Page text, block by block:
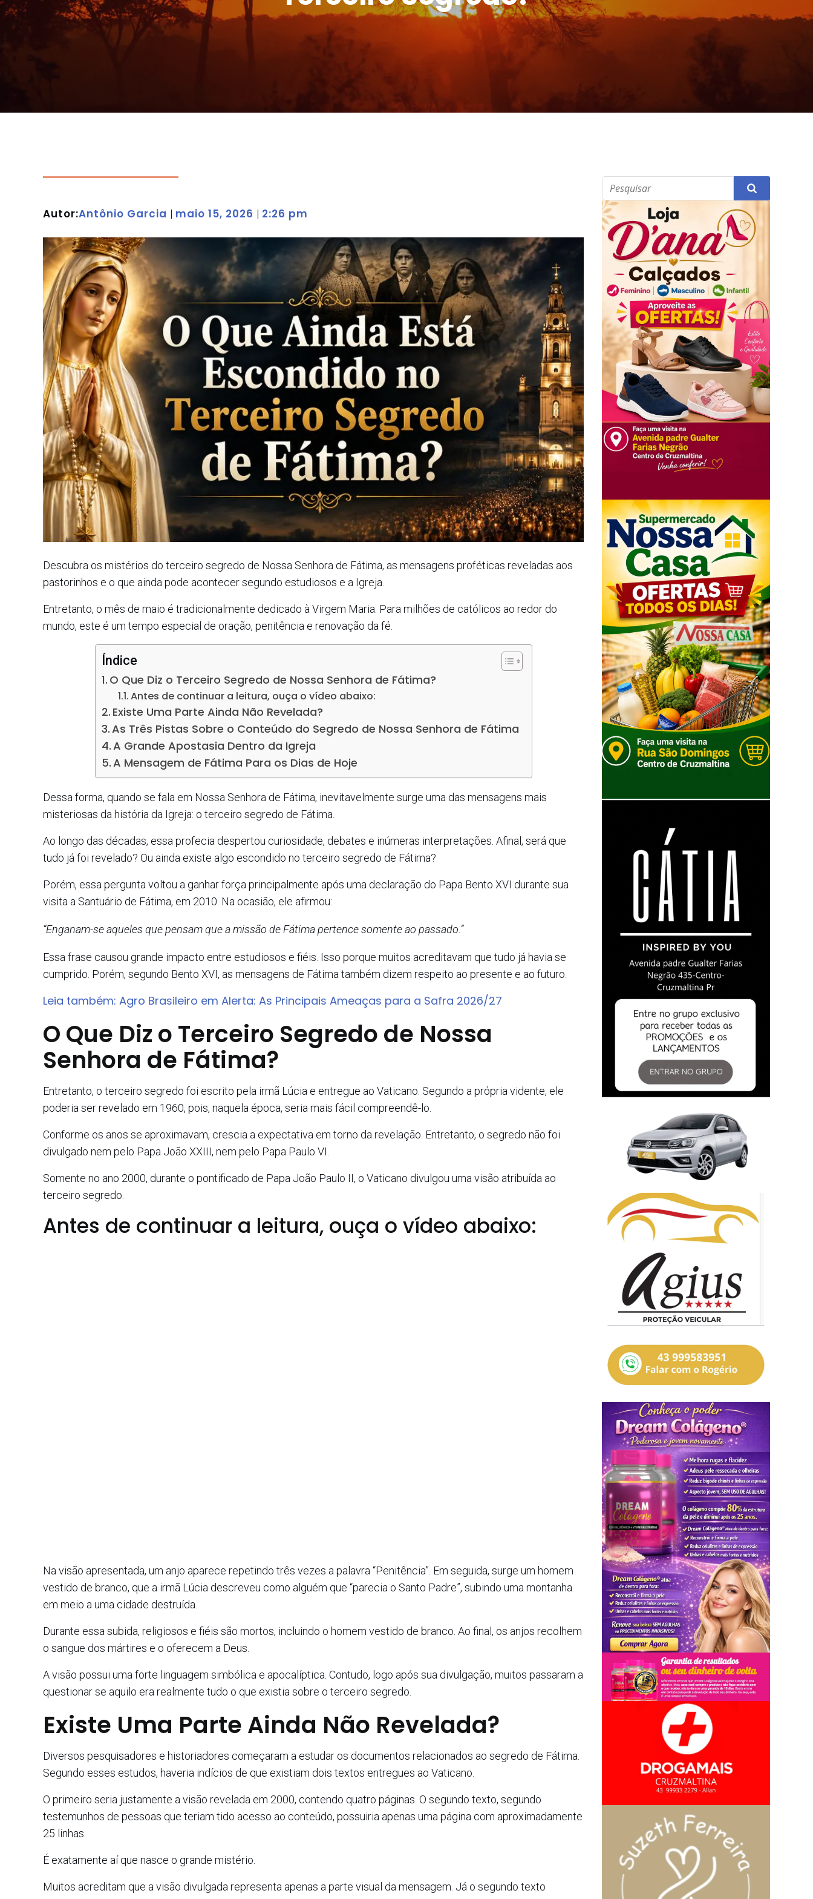
Autor:Antônio Garcia | maio 15, 2026 | 2:26 pm
Descubra os mistérios do terceiro segredo de Nossa Senhora de Fátima, as mensagens proféticas reveladas aos
pastorinhos e o que ainda pode acontecer segundo estudiosos e a Igreja.
Entretanto, o mês de maio é tradicionalmente dedicado à Virgem Maria. Para milhões de católicos ao redor do
mundo, este é um tempo especial de oração, penitência e renovação da fé.
Índice
O Que Diz o Terceiro Segredo de Nossa Senhora de Fátima?
Antes de continuar a leitura, ouça o vídeo abaixo:
Existe Uma Parte Ainda Não Revelada?
As Três Pistas Sobre o Conteúdo do Segredo de Nossa Senhora de Fátima
A Grande Apostasia Dentro da Igreja
A Mensagem de Fátima Para os Dias de Hoje
Dessa forma, quando se fala em Nossa Senhora de Fátima, inevitavelmente surge uma das mensagens mais
misteriosas da história da Igreja: o terceiro segredo de Fátima.
Ao longo das décadas, essa profecia despertou curiosidade, debates e inúmeras interpretações. Afinal, será que
tudo já foi revelado? Ou ainda existe algo escondido no terceiro segredo de Fátima?
Porém, essa pergunta voltou a ganhar força principalmente após uma declaração do Papa Bento XVI durante sua
visita a Santuário de Fátima, em 2010. Na ocasião, ele afirmou:
“Enganam-se aqueles que pensam que a missão de Fátima pertence somente ao passado.”
Essa frase causou grande impacto entre estudiosos e fiéis. Isso porque muitos acreditavam que tudo já havia se
cumprido. Porém, segundo Bento XVI, as mensagens de Fátima também dizem respeito ao presente e ao futuro.
Leia também: Agro Brasileiro em Alerta: As Principais Ameaças para a Safra 2026/27
O Que Diz o Terceiro Segredo de Nossa
Senhora de Fátima?
Entretanto, o terceiro segredo foi escrito pela irmã Lúcia e entregue ao Vaticano. Segundo a própria vidente, ele
poderia ser revelado em 1960, pois, naquela época, seria mais fácil compreendê-lo.
Conforme os anos se aproximavam, crescia a expectativa em torno da revelação. Entretanto, o segredo não foi
divulgado nem pelo Papa João XXIII, nem pelo Papa Paulo VI.
Somente no ano 2000, durante o pontificado de Papa João Paulo II, o Vaticano divulgou uma visão atribuída ao
terceiro segredo.
Antes de continuar a leitura, ouça o vídeo abaixo:
Na visão apresentada, um anjo aparece repetindo três vezes a palavra “Penitência”. Em seguida, surge um homem
vestido de branco, que a irmã Lúcia descreveu como alguém que “parecia o Santo Padre”, subindo uma montanha
em meio a uma cidade destruída.
Durante essa subida, religiosos e fiéis são mortos, incluindo o homem vestido de branco. Ao final, os anjos recolhem
o sangue dos mártires e o oferecem a Deus.
A visão possui uma forte linguagem simbólica e apocalíptica. Contudo, logo após sua divulgação, muitos passaram a
questionar se aquilo era realmente tudo o que existia sobre o terceiro segredo.
Existe Uma Parte Ainda Não Revelada?
Diversos pesquisadores e historiadores começaram a estudar os documentos relacionados ao segredo de Fátima.
Segundo esses estudos, haveria indícios de que existiam dois textos entregues ao Vaticano.
O primeiro seria justamente a visão revelada em 2000, contendo quatro páginas. O segundo texto, segundo
testemunhos de pessoas que teriam tido acesso ao conteúdo, possuiria apenas uma página com aproximadamente
25 linhas.
É exatamente aí que nasce o grande mistério.
Muitos acreditam que a visão divulgada representa apenas a parte visual da mensagem. Já o segundo texto